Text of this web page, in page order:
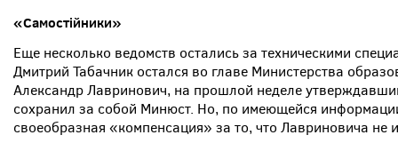
«Самостійники»
Еще несколько ведомств остались за техническими
Дмитрий Табачник остался во главе Министерства
Александр Лавринович, на прошлой неделе
сохранил за собой Минюст. Но, по имеющейся
своеобразная «компенсация» за то, что Лавриновича не